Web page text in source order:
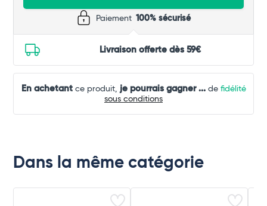
Paiement 100% sécurisé
Livraison offerte dès 59€
En achetantce produit, je pourrais gagner ...de fidélité
sous conditions
Dans la même catégorie